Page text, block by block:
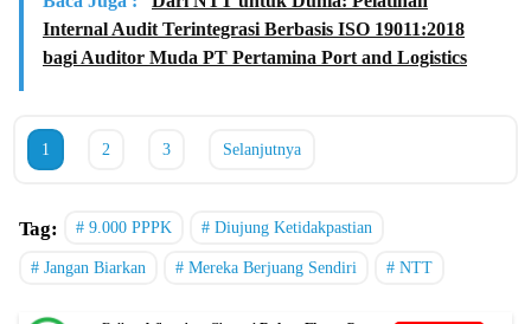
Internal Audit Terintegrasi Berbasis ISO 19011:2018
bagi Auditor Muda PT Pertamina Port and Logistics
1 2 3 Selanjutnya
Tag: 9.000 PPPK Diujung Ketidakpastian
Jangan Biarkan Mereka Berjuang Sendiri NTT